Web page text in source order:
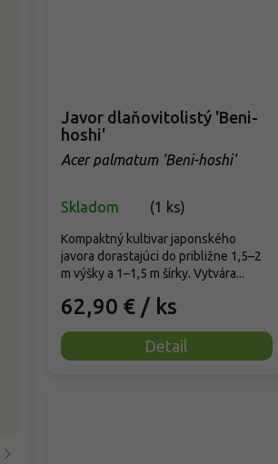
Javor dlaňovitolistý 'Beni-
hoshi'
Acer palmatum 'Beni-hoshi'
Skladom (1 ks)
62,90 € / ks
Detail
Kompaktný kultivar japonského
javora dorastajúci do približne 1,5–2
m výšky a 1–1,5 m šírky. Vytvára...